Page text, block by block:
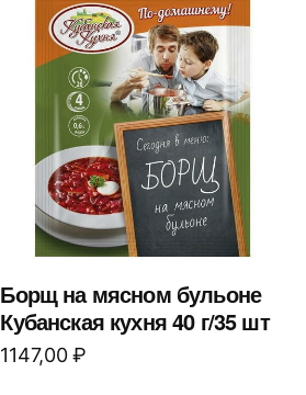
Борщ на мясном бульоне
Кубанская кухня 40 г/35 шт
1147,00₽